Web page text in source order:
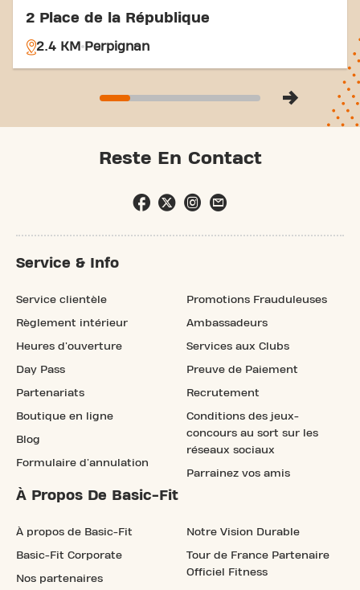
2 Place de la République
2.4 KM Perpignan
Reste En Contact
Service & Info
Service clientèle
Règlement intérieur
Heures d'ouverture
Day Pass
Partenariats
Boutique en ligne
Blog
Formulaire d'annulation
Promotions Frauduleuses
Ambassadeurs
Services aux Clubs
Preuve de Paiement
Recrutement
Conditions des jeux-
concours au sort sur les
réseaux sociaux
Parrainez vos amis
À Propos De Basic-Fit
À propos de Basic-Fit
Basic-Fit Corporate
Nos partenaires
Notre Vision Durable
Tour de France Partenaire
Officiel Fitness